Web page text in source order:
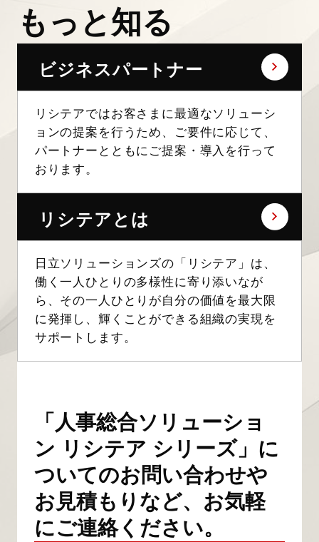
もっと知る
ビジネスパートナー
リシテアではお客さまに最適なソリューシ
ョンの提案を行うため、ご要件に応じて、
パートナーとともにご提案・導入を行って
おります。
リシテアとは
日立ソリューションズの「リシテア」は、
働く一人ひとりの多様性に寄り添いなが
ら、その一人ひとりが自分の価値を最大限
に発揮し、輝くことができる組織の実現を
サポートします。
「人事総合ソリューショ
ン リシテア シリーズ」に
ついてのお問い合わせや
お見積もりなど、お気軽
にご連絡ください。